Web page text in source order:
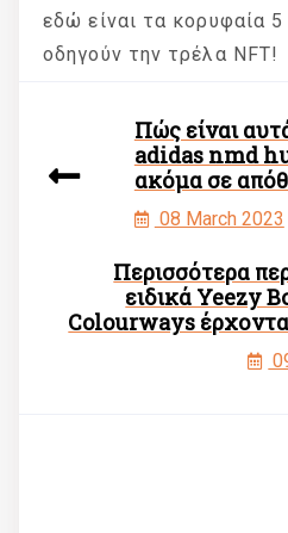
εδώ είναι τα κορυφαία
οδηγούν την τρέλα NFT!
Πώς είναι
adidas nmd
ακόμα σε
08 March 2023
Περισσότερα
ειδικά Yeezy
Colourways